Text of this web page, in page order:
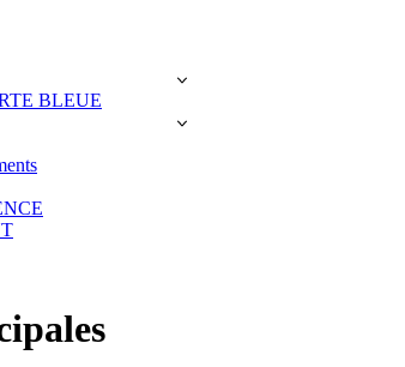
BLEUE